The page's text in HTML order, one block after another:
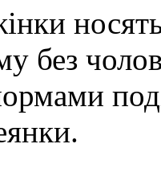
без